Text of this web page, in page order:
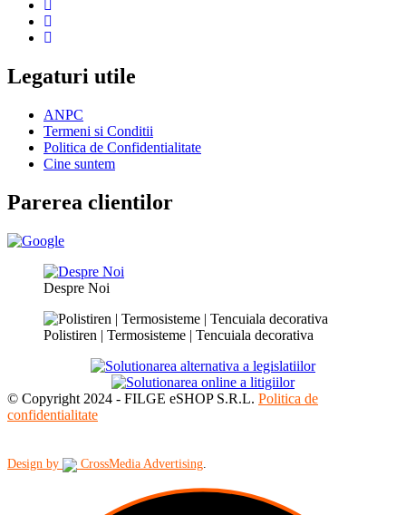
Legaturi utile
ANPC
Termeni si Conditii
Politica de Confidentialitate
Cine suntem
Parerea clientilor
Despre Noi
Polistiren | Termosisteme | Tencuiala decorativa
© Copyright 2024 - FILGE eSHOP S.R.L. Politica de
confidentialitate
Design by CrossMedia Advertising